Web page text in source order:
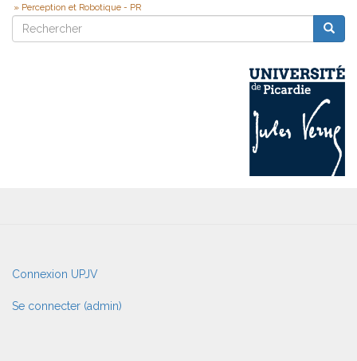
Perception et Robotique - PR
Rechercher
Rechercher
User
account
menu
Connexion UPJV
Se connecter (admin)